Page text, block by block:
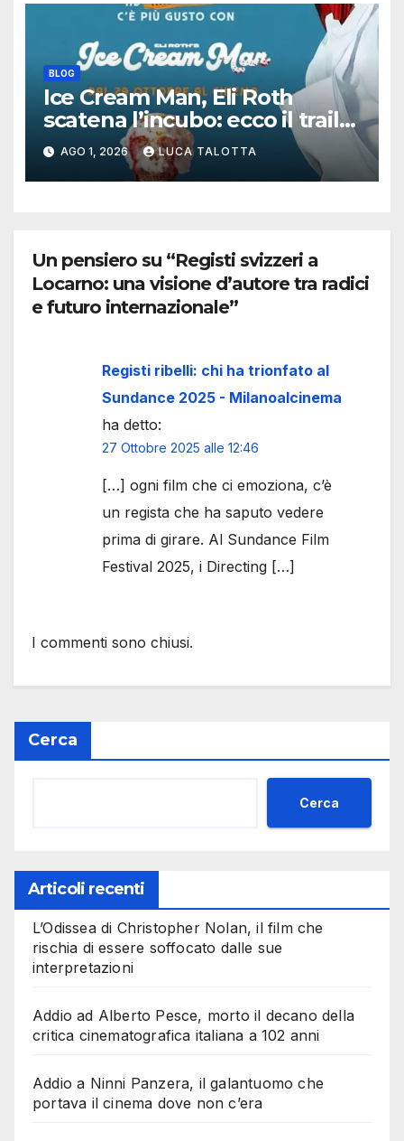
BLOG
Ice Cream Man, Eli Roth
scatena l’incubo: ecco il trailer
italiano dell’horror più
estremo di Halloween 2026
AGO 1, 2026 LUCA TALOTTA
Un pensiero su “Registi svizzeri a
Locarno: una visione d’autore tra radici
e futuro internazionale”
Registi ribelli: chi ha trionfato al
Sundance 2025 - Milanoalcinema
ha detto:
27 Ottobre 2025 alle 12:46
[…] ogni film che ci emoziona, c’è
un regista che ha saputo vedere
prima di girare. Al Sundance Film
Festival 2025, i Directing […]
I commenti sono chiusi.
Cerca
Cerca
Articoli recenti
L’Odissea di Christopher Nolan, il film che
rischia di essere soffocato dalle sue
interpretazioni
Addio ad Alberto Pesce, morto il decano della
critica cinematografica italiana a 102 anni
Addio a Ninni Panzera, il galantuomo che
portava il cinema dove non c’era